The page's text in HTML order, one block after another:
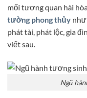
mối tương quan hài
tường phong thủy như
phát tài, phát lộc, gia
viết sau.
Ngũ